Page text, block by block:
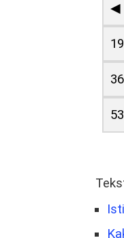
◀
19
36
53